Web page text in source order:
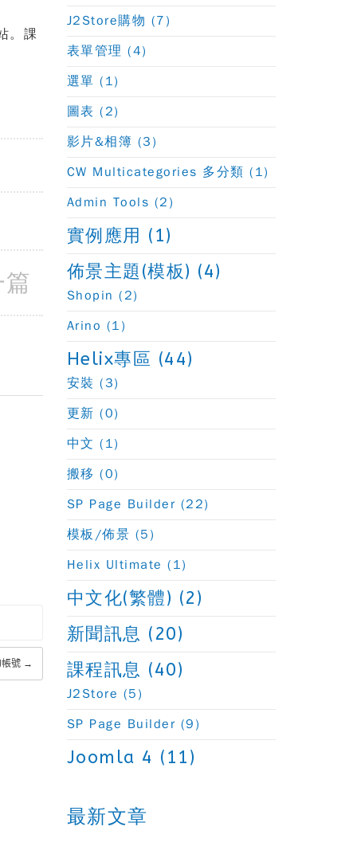
。課
帳號 →
J2Store購物 (7)
表單管理 (4)
選單 (1)
圖表 (2)
影片&相簿 (3)
CW Multicategories 多分類 (1)
Admin Tools (2)
實例應用 (1)
佈景主題(模板) (4)
Shopin (2)
Arino (1)
Helix專區 (44)
安裝 (3)
更新 (0)
中文 (1)
搬移 (0)
SP Page Builder (22)
模板/佈景 (5)
Helix Ultimate (1)
中文化(繁體) (2)
新聞訊息 (20)
課程訊息 (40)
J2Store (5)
SP Page Builder (9)
Joomla 4 (11)
最新文章